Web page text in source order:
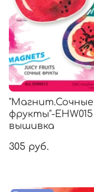
"Магнит.Сочные
фрукты"-EHW015
вышивка
305 руб.